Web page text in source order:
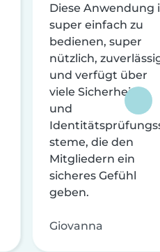
Diese Anwendung
super einfach zu
bedienen, super
nützlich,
und verfügt über
viele Sicherheits-
und
steme, die den
Mitgliedern ein
sicheres Gefühl
geben.
Giovanna